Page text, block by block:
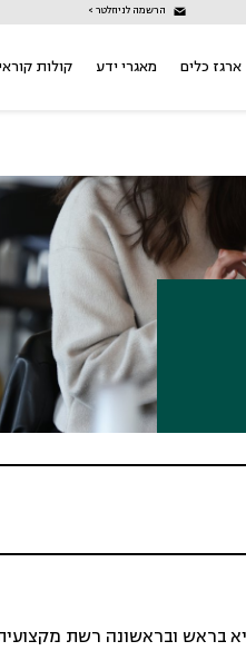
הרשמה לניוזלטר >
ארגז כלים מאגרי ידע קולות
בראש ובראשונה רשת